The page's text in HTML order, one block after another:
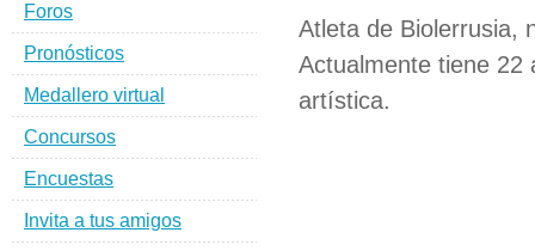
Atleta de Biolerrusia,
Actualmente tiene 22
artística.
Foros
Pronósticos
Medallero virtual
Concursos
Encuestas
Invita a tus amigos